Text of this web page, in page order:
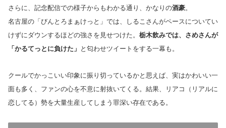
さらに、記念配信での様子からもわかる通り、かなりの酒豪。
名古屋の「びんとろまぁけっと」では、しるこさんがペースについてい
けずにダウンするほどの強さを見せつけた。 栃木飲みでは、さめさんが
「かるてっとに負けた」 と匂わせツイートをする一幕も。
クールでかっこいい印象に振り切っているかと思えば、実はかわいい一
面も多く、ファンの心を不意に射抜いてくる。結果、リアコ（リアルに
恋してる）勢を大量生産してしまう罪深い存在である。